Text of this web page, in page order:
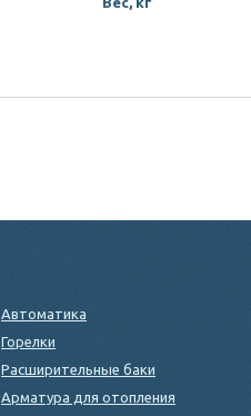
Автоматика
Горелки
Расширительные баки
Арматура для отопления